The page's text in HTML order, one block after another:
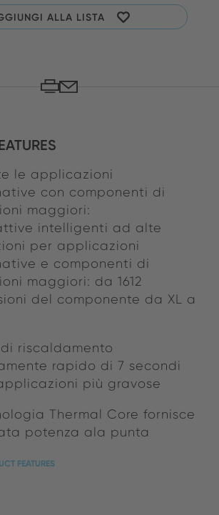
ALLA LISTA
le applicazioni
con componenti di
maggiori:
intelligenti ad alte
per applicazioni
e componenti di
maggiori: da 1612
del componente da XL a
riscaldamento
rapido di 7 secondi
più gravose
Thermal Core fornisce
potenza ala punta
FEATURES